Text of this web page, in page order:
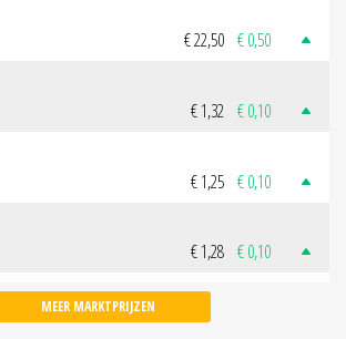
€ 22,50 € 0,50
€ 1,32 € 0,10
€ 1,25 € 0,10
€ 1,28 € 0,10
MEER MARKTPRIJZEN